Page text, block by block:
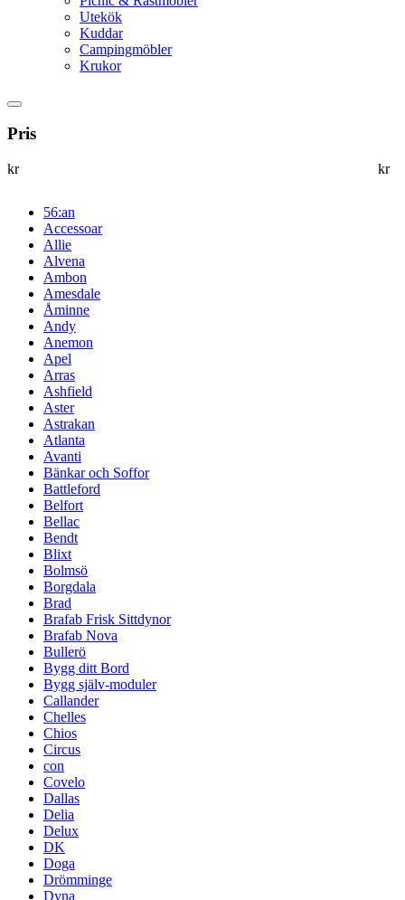
Utekök
Kuddar
Campingmöbler
Krukor
Pris
kr kr
56:an
Accessoar
Allie
Alvena
Ambon
Amesdale
Åminne
Andy
Anemon
Apel
Arras
Ashfield
Aster
Astrakan
Atlanta
Avanti
Bänkar och Soffor
Battleford
Belfort
Bellac
Bendt
Blixt
Bolmsö
Borgdala
Brad
Brafab Frisk Sittdynor
Brafab Nova
Bullerö
Bygg ditt Bord
Bygg själv-moduler
Callander
Chelles
Chios
Circus
con
Covelo
Dallas
Delia
Delux
DK
Doga
Drömminge
Dyna